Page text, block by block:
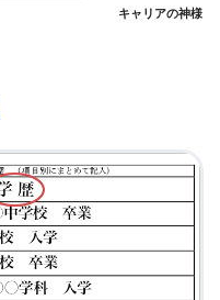
キャリアの神様